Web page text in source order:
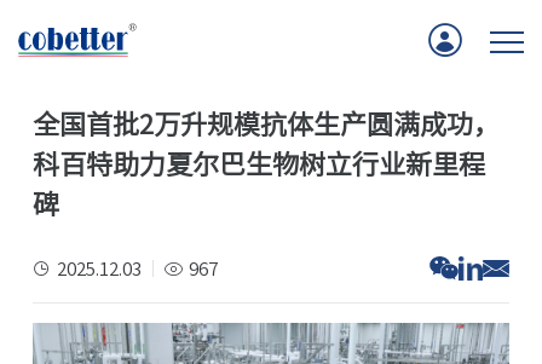
首页
应用
服务支持
全国首批2万升规模抗体生产圆满成功，
科百特助力夏尔巴生物树立行业新里程
碑
2025.12.03 967